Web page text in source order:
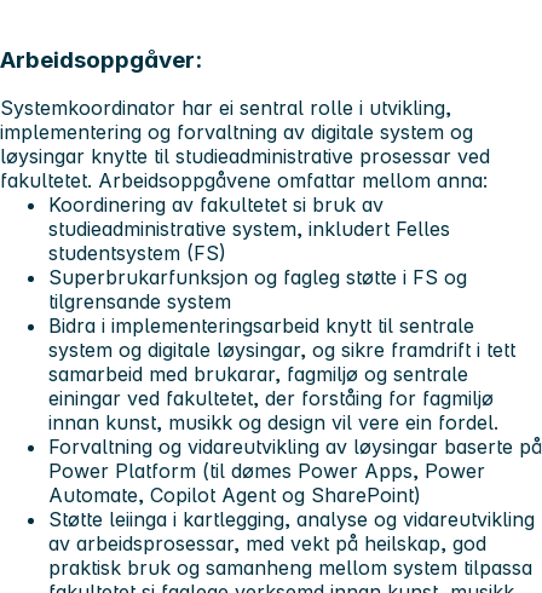
Arbeidsoppgåver:
Systemkoordinator har ei sentral rolle i utvikling,
implementering og forvaltning av digitale system og
løysingar knytte til studieadministrative prosessar ved
fakultetet. Arbeidsoppgåvene omfattar mellom anna:
Koordinering av fakultetet si bruk av
studieadministrative system, inkludert Felles
studentsystem (FS)
Superbrukarfunksjon og fagleg støtte i FS og
tilgrensande system
Bidra i implementeringsarbeid knytt til sentrale
system og digitale løysingar, og sikre framdrift i tett
samarbeid med brukarar, fagmiljø og sentrale
einingar ved fakultetet, der forståing for fagmiljø
innan kunst, musikk og design vil vere ein fordel.
Forvaltning og vidareutvikling av løysingar baserte på
Power Platform (til dømes Power Apps, Power
Automate, Copilot Agent og SharePoint)
Støtte leiinga i kartlegging, analyse og vidareutvikling
av arbeidsprosessar, med vekt på heilskap, god
praktisk bruk og samanheng mellom system tilpassa